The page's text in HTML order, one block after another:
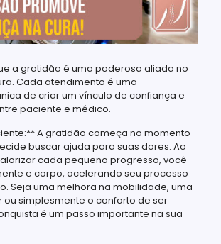
a gratidão é uma poderosa aliada no
Cada atendimento é uma
de criar um vínculo de confiança e
paciente e médico.
A gratidão começa no momento
buscar ajuda para suas dores. Ao
cada pequeno progresso, você
e corpo, acelerando seu processo
Seja uma melhora na mobilidade, uma
simplesmente o conforto de ser
é um passo importante na sua